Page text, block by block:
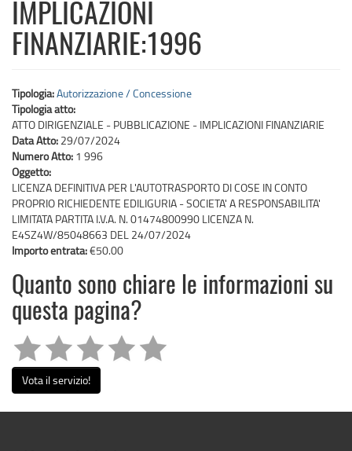
IMPLICAZIONI
FINANZIARIE:1996
Tipologia:Autorizzazione / Concessione
Tipologia atto:
ATTO DIRIGENZIALE - PUBBLICAZIONE - IMPLICAZIONI FINANZIARIE
Data Atto: 29/07/2024
Numero Atto: 1 996
Oggetto:
LICENZA DEFINITIVA PER L'AUTOTRASPORTO DI COSE IN CONTO
PROPRIO RICHIEDENTE EDILIGURIA - SOCIETA' A RESPONSABILITA'
LIMITATA PARTITA I.V.A. N. 01474800990 LICENZA N.
E4SZ4W/85048663 DEL 24/07/2024
Importo entrata:€50.00
Quanto sono chiare le informazioni su
questa pagina?
Vota il servizio!